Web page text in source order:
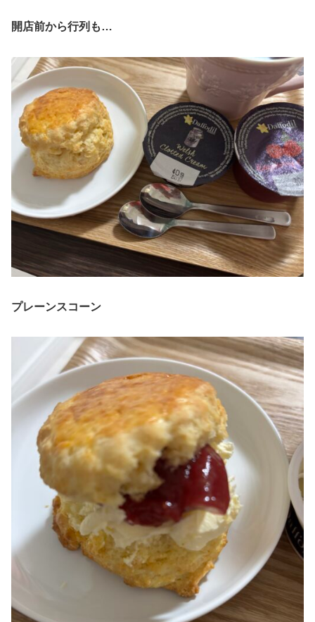
開店前から行列も…
プレーンスコーン